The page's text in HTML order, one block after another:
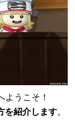
ようこそ！
を紹介します。